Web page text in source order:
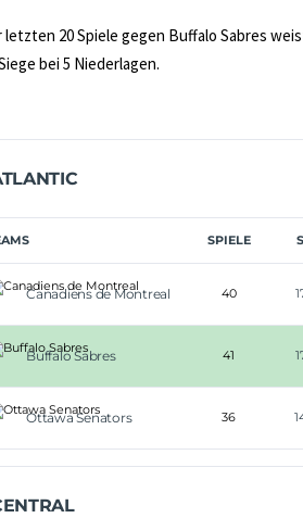
letzten 20 Spiele gegen Buffalo Sabres
bei 5 Niederlagen.
SPIELE S
Canadiens de Montreal 40
Buffalo Sabres 41
Ottawa Senators 36